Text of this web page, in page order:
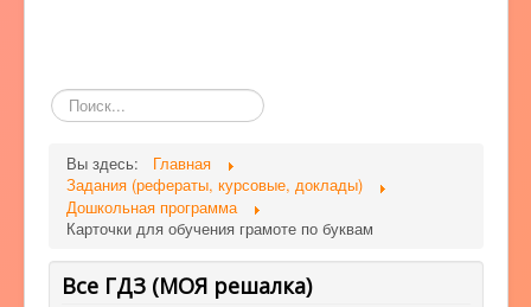
Поиск
по
Вы здесь:
Главная
Задания (рефераты, курсовые, доклады)
Дошкольная программа
Карточки для обучения грамоте по буквам
Все ГДЗ (МОЯ решалка)